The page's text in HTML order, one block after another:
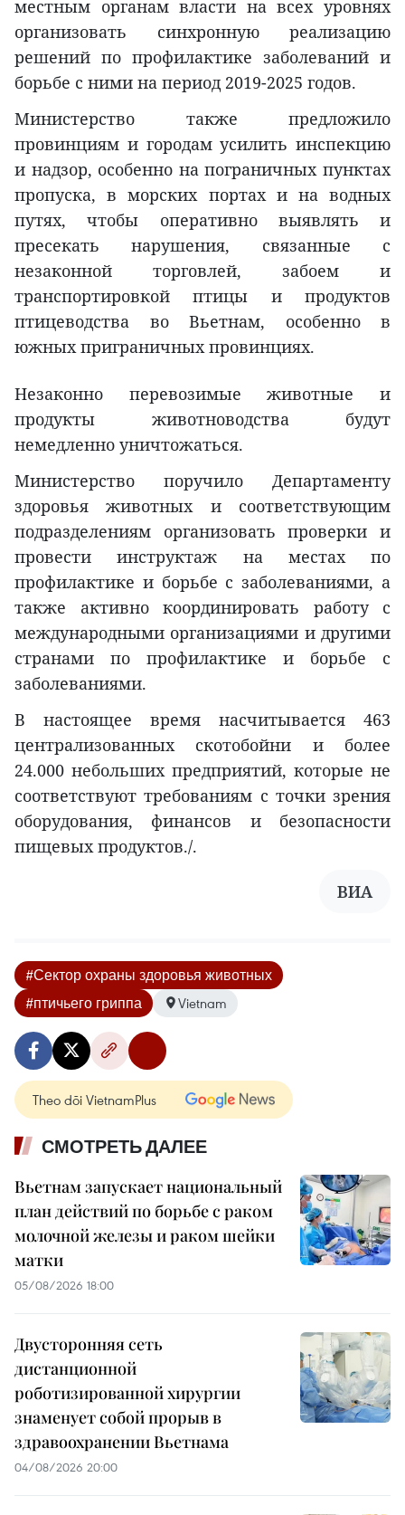
местным органам власти на всех уровнях
организовать синхронную реализацию
решений по профилактике заболеваний и
борьбе с ними на период 2019-2025 годов.
Министерство также предложило
провинциям и городам усилить инспекцию
и надзор, особенно на пограничных пунктах
пропуска, в морских портах и на водных
путях, чтобы оперативно выявлять и
пресекать нарушения, связанные с
незаконной торговлей, забоем и
транспортировкой птицы и продуктов
птицеводства во Вьетнам, особенно в
южных приграничных провинциях.
Незаконно перевозимые животные и
продукты животноводства будут
немедленно уничтожаться.
Министерство поручило Департаменту
здоровья животных и соответствующим
подразделениям организовать проверки и
провести инструктаж на местах по
профилактике и борьбе с заболеваниями, а
также активно координировать работу с
международными организациями и другими
странами по профилактике и борьбе с
заболеваниями.
В настоящее время насчитывается 463
централизованных скотобойни и более
24.000 небольших предприятий, которые не
соответствуют требованиям с точки зрения
оборудования, финансов и безопасности
пищевых продуктов./.
ВИА
#Сектор охраны здоровья животных
#птичьего гриппа
Vietnam
Theo dõi VietnamPlus
СМОТРЕТЬ ДАЛЕЕ
Вьетнам запускает национальный
план действий по борьбе с раком
молочной железы и раком шейки
матки
05/08/2026 18:00
Двусторонняя сеть
дистанционной
роботизированной хирургии
знаменует собой прорыв в
здравоохранении Вьетнама
04/08/2026 20:00